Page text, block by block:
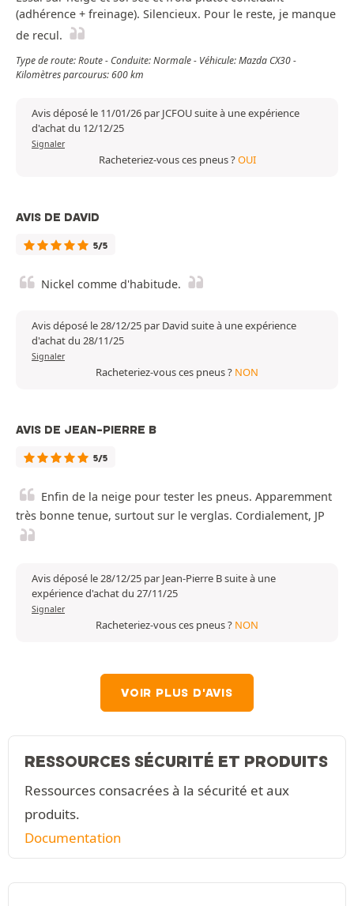
(adhérence + freinage). Silencieux. Pour le reste, je manque
de recul.
Type de route: Route - Conduite: Normale - Véhicule: Mazda CX30 -
Kilomètres parcourus: 600 km
Avis déposé le 11/01/26 par JCFOU suite à une expérience
d'achat du 12/12/25
Signaler
Racheteriez-vous ces pneus ?OUI
AVIS DE DAVID
5/5
Nickel comme d'habitude.
Avis déposé le 28/12/25 par David suite à une expérience
d'achat du 28/11/25
Signaler
Racheteriez-vous ces pneus ? NON
AVIS DE JEAN-PIERRE B
5/5
Enfin de la neige pour tester les pneus. Apparemment
très bonne tenue, surtout sur le verglas. Cordialement, JP
Avis déposé le 28/12/25 par Jean-Pierre B suite à une
expérience d'achat du 27/11/25
Signaler
Racheteriez-vous ces pneus ? NON
VOIR PLUS D'AVIS
RESSOURCES SÉCURITÉ ET PRODUITS
Ressources consacrées à la sécurité et aux
produits.
Documentation